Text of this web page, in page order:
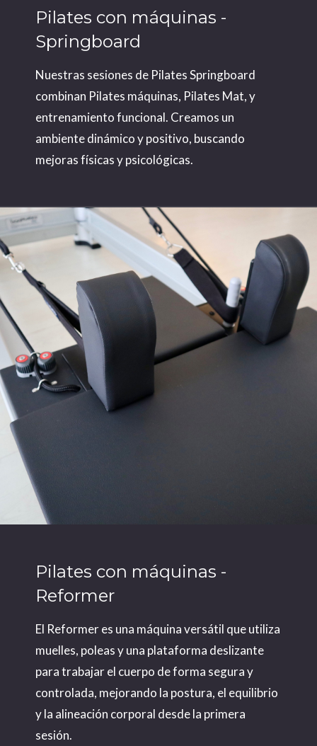
Pilates con máquinas -
Springboard
Nuestras sesiones de Pilates Springboard
combinan Pilates máquinas, Pilates Mat, y
entrenamiento funcional. Creamos un
ambiente dinámico y positivo, buscando
mejoras físicas y psicológicas.
Pilates con máquinas -
Reformer
El Reformer es una máquina versátil que utiliza
muelles, poleas y una plataforma deslizante
para trabajar el cuerpo de forma segura y
controlada, mejorando la postura, el equilibrio
y la alineación corporal desde la primera
sesión.